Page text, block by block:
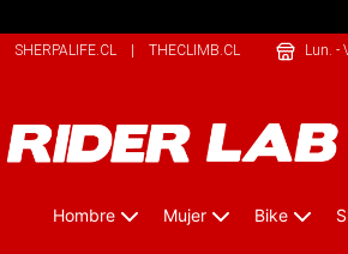
SHERPALIFE.CL | THECLIMB.CL Lun. -
Hombre Mujer Bike